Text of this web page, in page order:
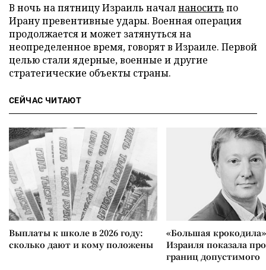
В ночь на пятницу Израиль началнаносить по
Ирану превентивные удары. Военная операция
продолжается и может затянуться на
неопределенное время, говорят в Израиле. Первой
целью стали ядерные, военные и другие
стратегические объекты страны.
СЕЙЧАС ЧИТАЮТ
Выплаты к школе в 2026 году:
сколько дают и кому положены
«Большая
Израиля показала
границ допустимого